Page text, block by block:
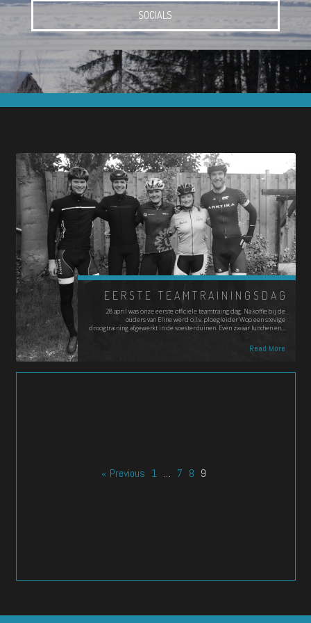
SOCIALS
EERSTE TEAMTRAININGSDAG
28 april was onze eerste officiele teamtraing dag. Na koffie bij de
ouders van Eline werd o.l.v. ploegleider Wop een stevige
droogtraining afgewerkt in de soesterduinen. Even zwaar lunchen en…
Read More
« Previous 1 … 7 8 9